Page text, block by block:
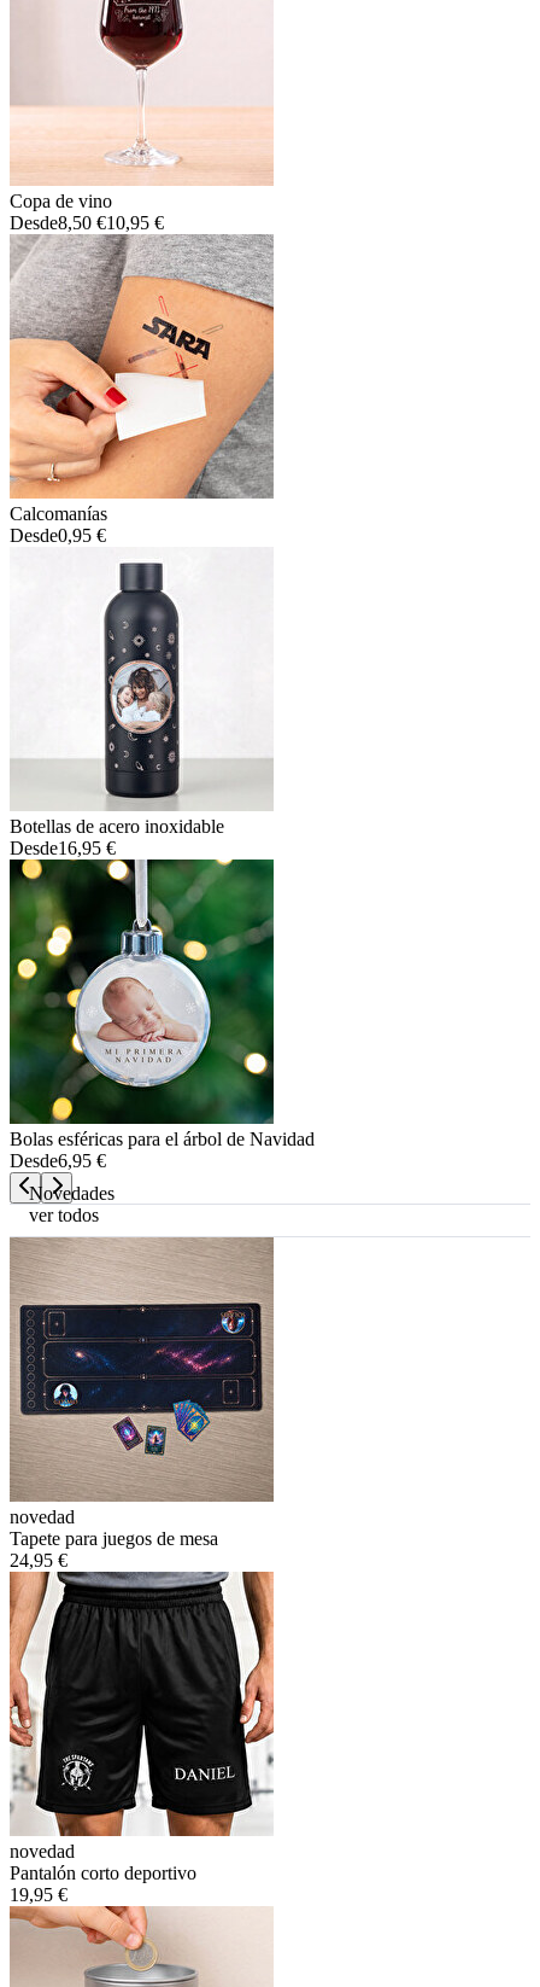
Copa de vino
Desde8,50 €10,95 €
Calcomanías
Desde0,95 €
Botellas de acero inoxidable
Desde16,95 €
Bolas esféricas para el árbol de Navidad
Desde6,95 €
Novedades
ver todos
novedad
Tapete para juegos de mesa
24,95 €
novedad
Pantalón corto deportivo
19,95 €